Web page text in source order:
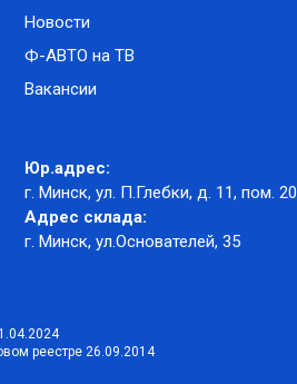
Новости
Ф-АВТО на ТВ
Вакансии
Юр.адрес:
г. Минск, ул. П.Глебки, д. 11, пом. 20
Адрес склада:
г. Минск, ул.Основателей, 35
реестре 26.09.2014